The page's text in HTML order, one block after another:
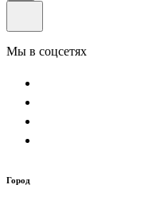
Мы в соцсетях
Город